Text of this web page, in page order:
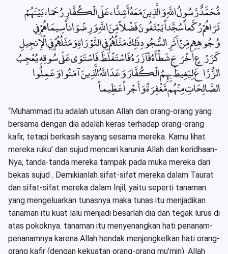
مُّحَمَّدٌ رَّسُولُ اللَّهِ وَالَّذِينَ مَعَهُ أَشِدَّاء عَلَى الْكُفَّارِ رُحَمَاء بَيْنَهُمْ
تَرَاهُمْ رُكَّعاً سُجَّداً يَبْتَغُونَ فَضْلاً مِّنَ اللَّهِ وَرِضْوَاناً سِيمَاهُمْ فِي
وُجُوهِهِم مِّنْ أَثَرِ السُّجُودِ ذَلِكَ مَثَلُهُمْ فِي التَّوْرَاةِ وَمَثَلُهُمْ فِي الْإِنجِيلِ
كَزَرْعٍ أَخْرَجَ شَطْأَهُ فَآزَرَهُ فَاسْتَغْلَظَ فَاسْتَوَى عَلَى سُوقِهِ يُعْجِبُ
الزُّرَّاعَ لِيَغِيظَ بِهِمُ الْكُفَّارَ وَعَدَ اللَّهُ الَّذِينَ آمَنُوا وَعَمِلُوا
الصَّالِحَاتِ مِنْهُم مَّغْفِرَةً وَأَجْراً عَظِيماً
“Muhammad itu adalah utusan Allah dan orang-orang yang
bersama dengan dia adalah keras terhadap orang-orang
kafir, tetapi berkasih sayang sesama mereka. Kamu lihat
mereka ruku’ dan sujud mencari karunia Allah dan keridhaan-
Nya, tanda-tanda mereka tampak pada muka mereka dari
bekas sujud . Demikianlah sifat-sifat mereka dalam Taurat
dan sifat-sifat mereka dalam Injil, yaitu seperti tanaman
yang mengeluarkan tunasnya maka tunas itu menjadikan
tanaman itu kuat lalu menjadi besarlah dia dan tegak lurus di
atas pokoknya. tanaman itu menyenangkan hati penanam-
penanamnya karena Allah hendak menjengkelkan hati orang-
orang kafir (dengan kekuatan orang-orang mu’min). Allah